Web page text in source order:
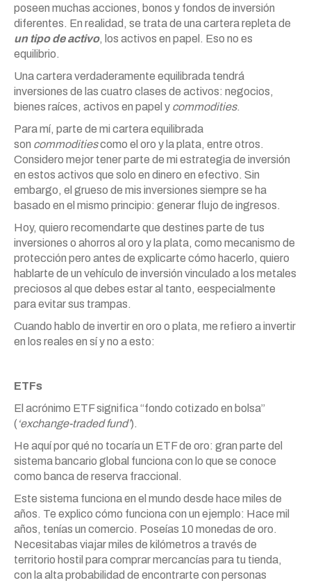
poseen muchas acciones, bonos y fondos de inversión
diferentes. En realidad, se trata de una cartera repleta de
un tipo de activo, los activos en papel. Eso no es
equilibrio.
Una cartera verdaderamente equilibrada tendrá
inversiones de las cuatro clases de activos: negocios,
bienes raíces, activos en papel y commodities.
Para mí, parte de mi cartera equilibrada
son commoditiescomo el oro y la plata, entre otros.
Considero mejor tener parte de mi estrategia de inversión
en estos activos que solo en dinero en efectivo. Sin
embargo, el grueso de mis inversiones siempre se ha
basado en el mismo principio: generar flujo de ingresos.
Hoy, quiero recomendarte que destines parte de tus
inversiones o ahorros al oro y la plata, como mecanismo de
protección pero antes de explicarte cómo hacerlo, quiero
hablarte de un vehículo de inversión vinculado a los metales
preciosos al que debes estar al tanto, eespecialmente
para evitar sus trampas.
Cuando hablo de invertir en oro o plata, me refiero a invertir
en los reales en sí y no a esto:
ETFs
El acrónimo ETF significa “fondo cotizado en bolsa”
(‘exchange-traded fund’).
He aquí por qué no tocaría un ETF de oro: gran parte del
sistema bancario global funciona con lo que se conoce
como banca de reserva fraccional.
Este sistema funciona en el mundo desde hace miles de
años. Te explico cómo funciona con un ejemplo: Hace mil
años, tenías un comercio. Poseías 10 monedas de oro.
Necesitabas viajar miles de kilómetros a través de
territorio hostil para comprar mercancías para tu tienda,
con la alta probabilidad de encontrarte con personas